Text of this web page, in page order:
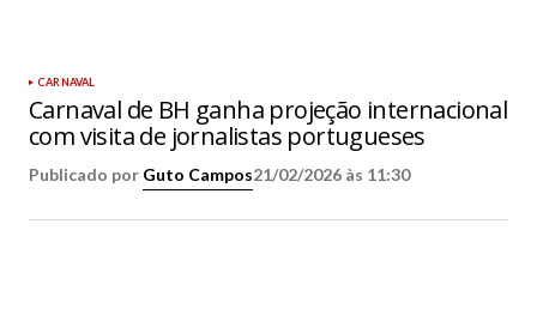
CARNAVAL
Carnaval de BH ganha projeção internacional
com visita de jornalistas portugueses
Publicado por Guto Campos21/02/2026 às 11:30